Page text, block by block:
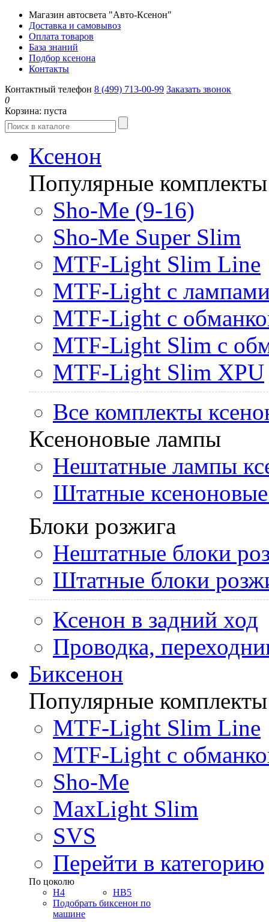
Магазин автосвета "Авто-Ксенон"
Доставка и самовывоз
Оплата товаров
База знаний
Подбор ксенона
Контакты
Контактный телефон 8 (499) 713-00-99 Заказать звонок
0
Корзина: пуста
Ксенон
Популярные комплекты
Sho-Me (9-16)
Sho-Me Super Slim
MTF-Light Slim Line
MTF-Light с
MTF-Light с
MTF-Light Slim с
MTF-Light Slim XPU
Все комплекты
Ксеноновые лампы
Нештатные лампы
Штатные
Блоки розжига
Нештатные блоки
Штатные блоки
Ксенон в задний ход
Проводка,
Биксенон
Популярные комплекты
MTF-Light Slim Line
MTF-Light с
Sho-Me
MaxLight Slim
SVS
Перейти в категорию
По цоколю
H4
HB5
Подобрать биксенон по
машине